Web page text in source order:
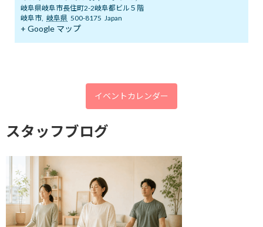
2026年8月
2026年7月
2026年2月
2026年1月
2025年12月
2025年11月
2025年10月
岐阜県岐阜市長住町2-2岐阜都ビル５階
岐阜市, 岐阜県 500-8175 Japan
+ Google マップ
イベントカレンダー
スタッフブログ